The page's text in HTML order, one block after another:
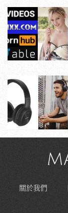
關於我們